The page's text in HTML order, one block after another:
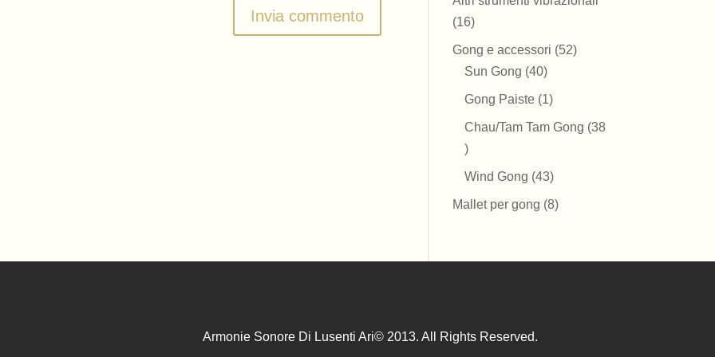
1616
Gong e accessori 5252
Sun Gong 4040
prodotti
Gong Paiste 11
prodotto
Chau/Tam Tam Gong 38
38
prodotti
Wind Gong 4343
prodotti
Mallet per gong 88
Armonie Sonore Di Lusenti Ari© 2013. All Rights Reserved.